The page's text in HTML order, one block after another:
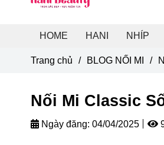
HOME HANI NHÍP
Trang chủ / BLOG NỐI MI /
Nối Mi Classic
Ngày đăng: 04/04/2025